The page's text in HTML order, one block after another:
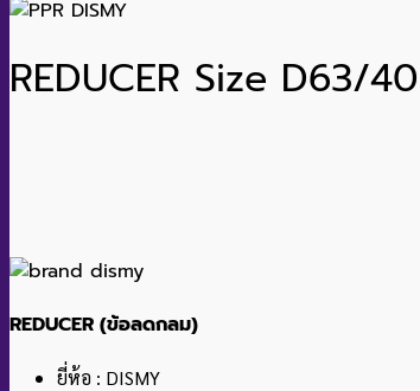
REDUCER Size D63/
REDUCER (ข้อลดกลม)
ยี่ห้อ : DISMY